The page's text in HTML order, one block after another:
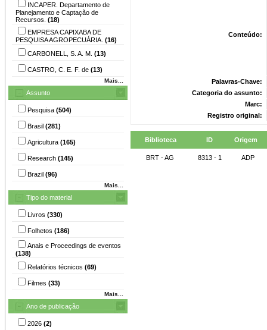
INCAPER. Departamento de
Planejamento e Captação de
Recursos. (18)
EMPRESA CAPIXABA DE
PESQUISA AGROPECUÁRIA. (16)
CARBONELL, S. A. M. (13)
CASTRO, C. E. F. de (13)
Mais...
Assunto
Pesquisa (504)
Brasil (281)
Agricultura (165)
Research (145)
Brazil (96)
Mais...
Tipo do material
Livros (330)
Folhetos (186)
Anais e Proceedings de eventos
(138)
Relatórios técnicos (69)
Filmes (33)
Mais...
Ano de publicação
2026 (2)
Conteúdo:
Palavras-Chave:
Categoria do assunto:
Marc:
Registro original:
Biblioteca ID Origem
BRT - AG 8313 - 1 ADP